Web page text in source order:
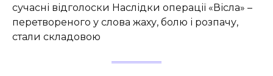
сучасні відголоски Наслідки операції «Вісла» –
перетвореного у слова жаху, болю і розпачу,
стали складовою